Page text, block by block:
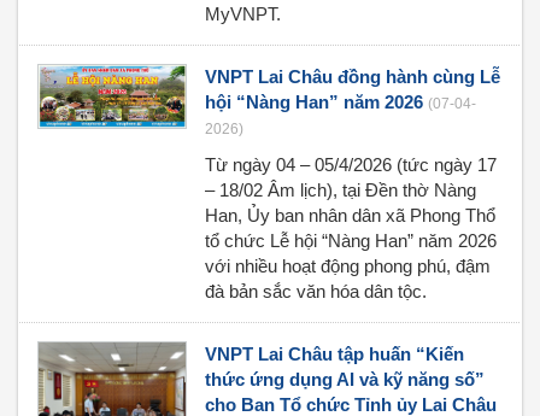
MyVNPT.
VNPT Lai Châu đồng hành cùng Lễ
hội “Nàng Han” năm 2026 (07-04-
2026)
Từ ngày 04 – 05/4/2026 (tức ngày 17
– 18/02 Âm lịch), tại Đền thờ Nàng
Han, Ủy ban nhân dân xã Phong Thổ
tổ chức Lễ hội “Nàng Han” năm 2026
với nhiều hoạt động phong phú, đậm
đà bản sắc văn hóa dân tộc.
VNPT Lai Châu tập huấn “Kiến
thức ứng dụng AI và kỹ năng số”
cho Ban Tổ chức Tỉnh ủy Lai Châu